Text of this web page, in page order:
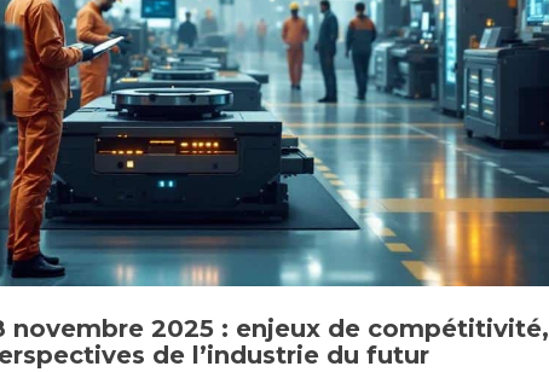
novembre 2025 : enjeux de compétitivité,
de l’industrie du futur